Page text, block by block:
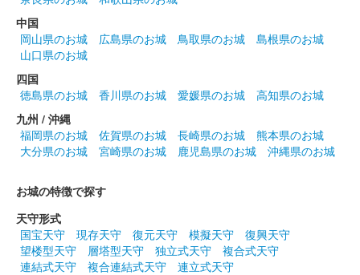
沼田城跡 御城印
販売終了
沼田城跡 御城印 旧暦（卯月） 2025年版
販売終了
沼田城跡 御城印 昭和百年 四月版
中国
岡山県のお城
広島県のお城 鳥取県のお城
島根県のお城
山口県のお城
四国
徳島県のお城
香川県のお城 愛媛県のお城
高知県のお城
九州 / 沖縄
福岡県のお城
佐賀県のお城 長崎県のお城
熊本県のお城
大分県のお城
宮崎県のお城 鹿児島県のお城 沖縄県のお城
お城の特徴で探す
天守形式
国宝天守
現存天守 復元天守 模擬天守
復興天守
望楼型天守
層塔型天守 独立式天守
複合式天守
連結式天守
複合連結式天守
連立式天守